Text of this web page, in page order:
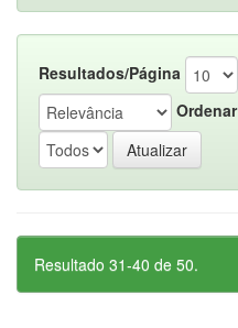
Resultados/Página
Ordenar
Resultado 31-40 de 50.